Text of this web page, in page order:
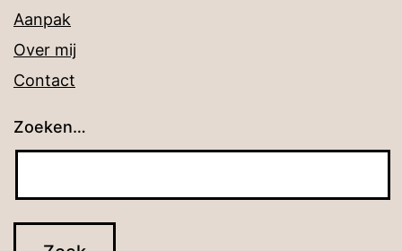
Aanpak
Over mij
Contact
Zoeken…